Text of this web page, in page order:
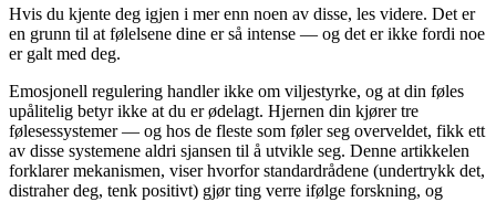
Hvis du kjente deg igjen i mer enn noen av disse, les videre. Det er
en grunn til at følelsene dine er så intense — og det er ikke fordi noe
er galt med deg.
Emosjonell regulering handler ikke om viljestyrke, og at din føles
upålitelig betyr ikke at du er ødelagt. Hjernen din kjører tre
følesessystemer — og hos de fleste som føler seg overveldet, fikk ett
av disse systemene aldri sjansen til å utvikle seg. Denne artikkelen
forklarer mekanismen, viser hvorfor standardrådene (undertrykk det,
distraher deg, tenk positivt) gjør ting verre ifølge forskning, og